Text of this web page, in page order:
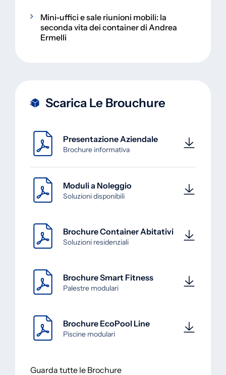
Mini-uffici e sale riunioni mobili: la
seconda vita dei container di Andrea
Ermelli
Scarica Le Brouchure
Presentazione Aziendale
Brochure informativa
Moduli a Noleggio
Soluzioni disponibili
Brochure Container Abitativi
Soluzioni residenziali
Brochure Smart Fitness
Palestre modulari
Brochure EcoPool Line
Piscine modulari
Guarda tutte le Brochure